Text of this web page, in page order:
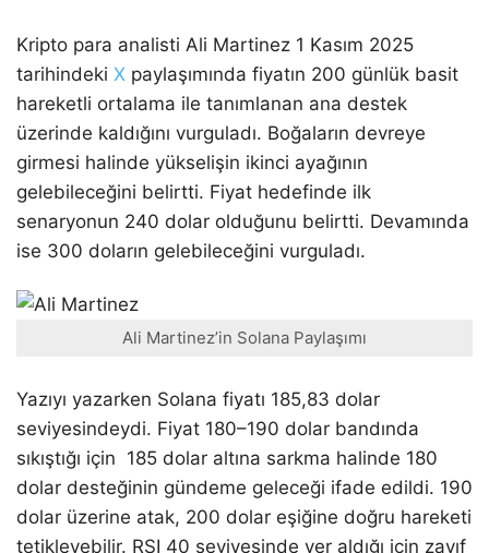
Kripto para analisti Ali Martinez 1 Kasım 2025
tarihindeki X paylaşımında fiyatın 200 günlük basit
hareketli ortalama ile tanımlanan ana destek
üzerinde kaldığını vurguladı. Boğaların devreye
girmesi halinde yükselişin ikinci ayağının
gelebileceğini belirtti. Fiyat hedefinde ilk
senaryonun 240 dolar olduğunu belirtti. Devamında
ise 300 doların gelebileceğini vurguladı.
Ali Martinez’in Solana Paylaşımı
Yazıyı yazarken Solana fiyatı 185,83 dolar
seviyesindeydi. Fiyat 180–190 dolar bandında
sıkıştığı için 185 dolar altına sarkma halinde 180
dolar desteğinin gündeme geleceği ifade edildi. 190
dolar üzerine atak, 200 dolar eşiğine doğru hareketi
tetikleyebilir. RSI 40 seviyesinde yer aldığı için zayıf